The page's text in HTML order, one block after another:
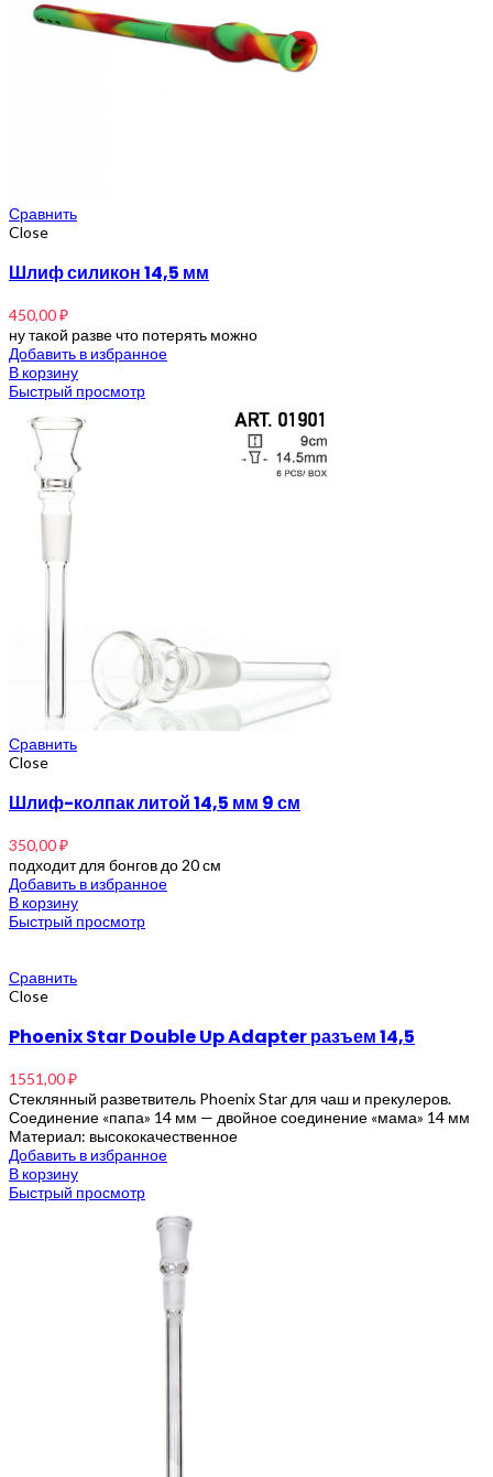
Сравнить
Close
Шлиф силикон 14,5 мм
450,00₽
ну такой разве что потерять можно
Добавить в избранное
В корзину
Быстрый просмотр
Сравнить
Close
Шлиф-колпак литой 14,5 мм 9 см
350,00₽
подходит для бонгов до 20 см
Добавить в избранное
В корзину
Быстрый просмотр
Сравнить
Close
Phoenix Star Double Up Adapter разъем 14,5
1551,00₽
Стеклянный разветвитель Phoenix Star для чаш и прекулеров.
Соединение «папа» 14 мм — двойное соединение «мама» 14 мм
Материал: высококачественное
Добавить в избранное
В корзину
Быстрый просмотр